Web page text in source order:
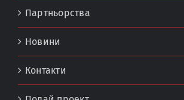
Партньорства
Новини
Контакти